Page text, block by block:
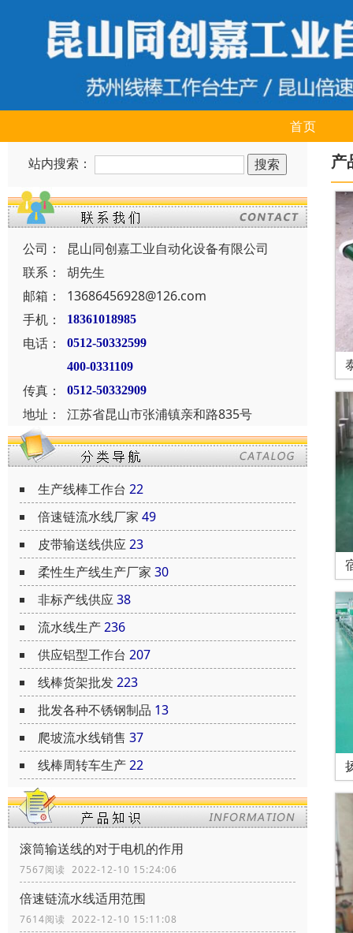
首页
站内搜索：
公司：
昆山同创嘉工业自动化设备有限公司
联系：
胡先生
邮箱：
13686456928@126.com
手机：
18361018985
电话：
0512-50332599
400-0331109
传真： 0512-50332909
地址： 江苏省昆山市张浦镇亲和路835号
生产线棒工作台 22
倍速链流水线厂家 49
皮带输送线供应23
柔性生产线生产厂家 30
非标产线供应38
流水线生产236
供应铝型工作台 207
线棒货架批发223
批发各种不锈钢制品 13
爬坡流水线销售 37
线棒周转车生产22
滚筒输送线的对于电机的作用
7567阅读 2022-12-10 15:24:06
倍速链流水线适用范围
7614阅读 2022-12-10 15:11:08
产